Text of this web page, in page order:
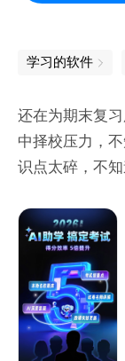
【知识点练习
【错题库】自
提高通过率！
千万记得下载
题库APP制作
￣▽￣)～
学习的软件
还在为期末复
中择校压力，
识点太碎，不
题刷题软件。
功能1：本地考
聚焦“必考、
联考、教研室
密卷，还是期
功能2：智能匹